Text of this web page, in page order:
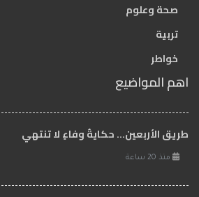
صحة وعلوم
تربية
خواطر
اهم المواضيع
طريق الأربعين... حكايةُ وفاءٍ لا تنتهي
منذ 20 ساعة